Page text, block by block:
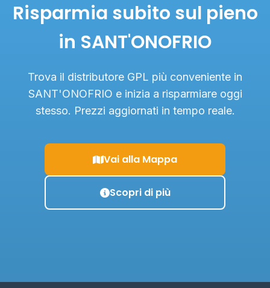
Risparmia subito sul pieno
in SANT'ONOFRIO
Trova il distributore GPL più conveniente in
SANT'ONOFRIO e inizia a risparmiare oggi
stesso. Prezzi aggiornati in tempo reale.
Vai alla Mappa
Scopri di più